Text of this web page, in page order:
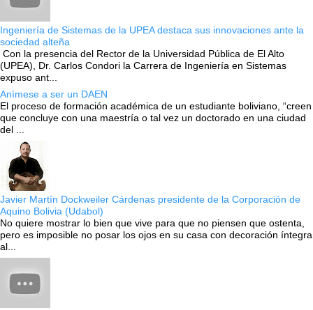
Ingeniería de Sistemas de la UPEA destaca sus innovaciones ante la
sociedad alteña
Con la presencia del Rector de la Universidad Pública de El Alto
(UPEA), Dr. Carlos Condori la Carrera de Ingeniería en Sistemas
expuso ant...
Anímese a ser un DAEN
El proceso de formación académica de un estudiante boliviano, “creen
que concluye con una maestría o tal vez un doctorado en una ciudad
del ...
Javier Martín Dockweiler Cárdenas presidente de la Corporación de
Aquino Bolivia (Udabol)
No quiere mostrar lo bien que vive para que no piensen que ostenta,
pero es imposible no posar los ojos en su casa con decoración íntegra
al...